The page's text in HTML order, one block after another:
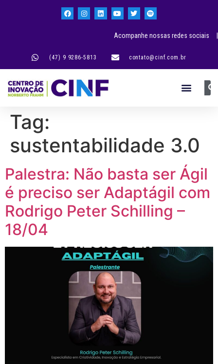
(47) 9 9286-5813 contato@cinf.com.br
Acompanhe nossas redes sociais |
Tag:
sustentabilidade 3.0
Palestra: Não basta ser Ágil
é preciso ser Adaptágil com
Rodrigo Peter Schilling –
18/04